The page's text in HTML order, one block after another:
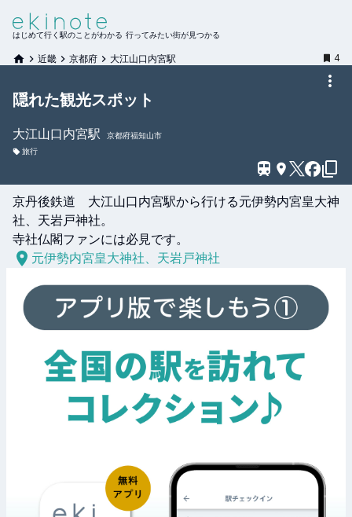
はじめて行く駅のことがわかる 行ってみたい街が見つかる
近畿 京都府 大江山口内宮駅 4
隠れた観光スポット
大江山口内宮駅
京都府福知山市
旅行
京丹後鉄道　大江山口内宮駅から行ける元伊勢内宮皇大神
社、天岩戸神社。
寺社仏閣ファンには必見です。
元伊勢内宮皇大神社、天岩戸神社